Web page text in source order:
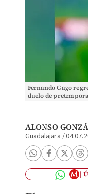
Fernando Gago
duelo de
ALONSO
Guadalajara /